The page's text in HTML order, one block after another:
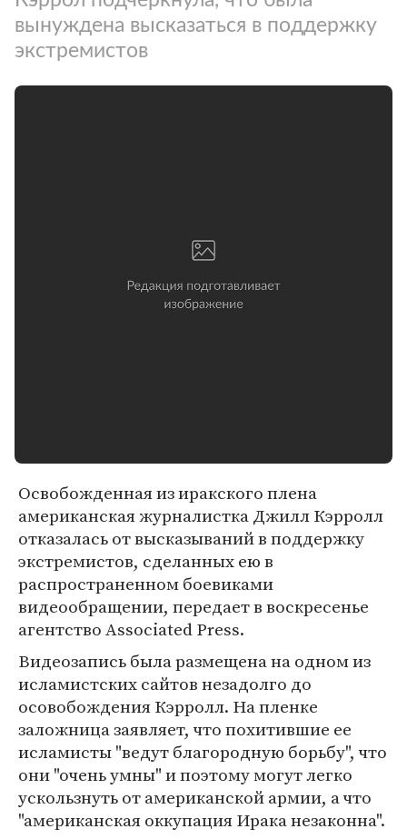
вынуждена высказаться в поддержку
экстремистов
Освобожденная из иракского плена
американская журналистка Джилл Кэрролл
отказалась от высказываний в поддержку
экстремистов, сделанных ею в
распространенном боевиками
видеообращении, передает в воскресенье
агентство Associated Press.
Видеозапись была размещена на одном из
исламистских сайтов незадолго до
осовобождения Кэрролл. На пленке
заложница заявляет, что похитившие ее
исламисты "ведут благородную борьбу", что
они "очень умны" и поэтому могут легко
ускользнуть от американской армии, а что
"американская оккупация Ирака незаконна".